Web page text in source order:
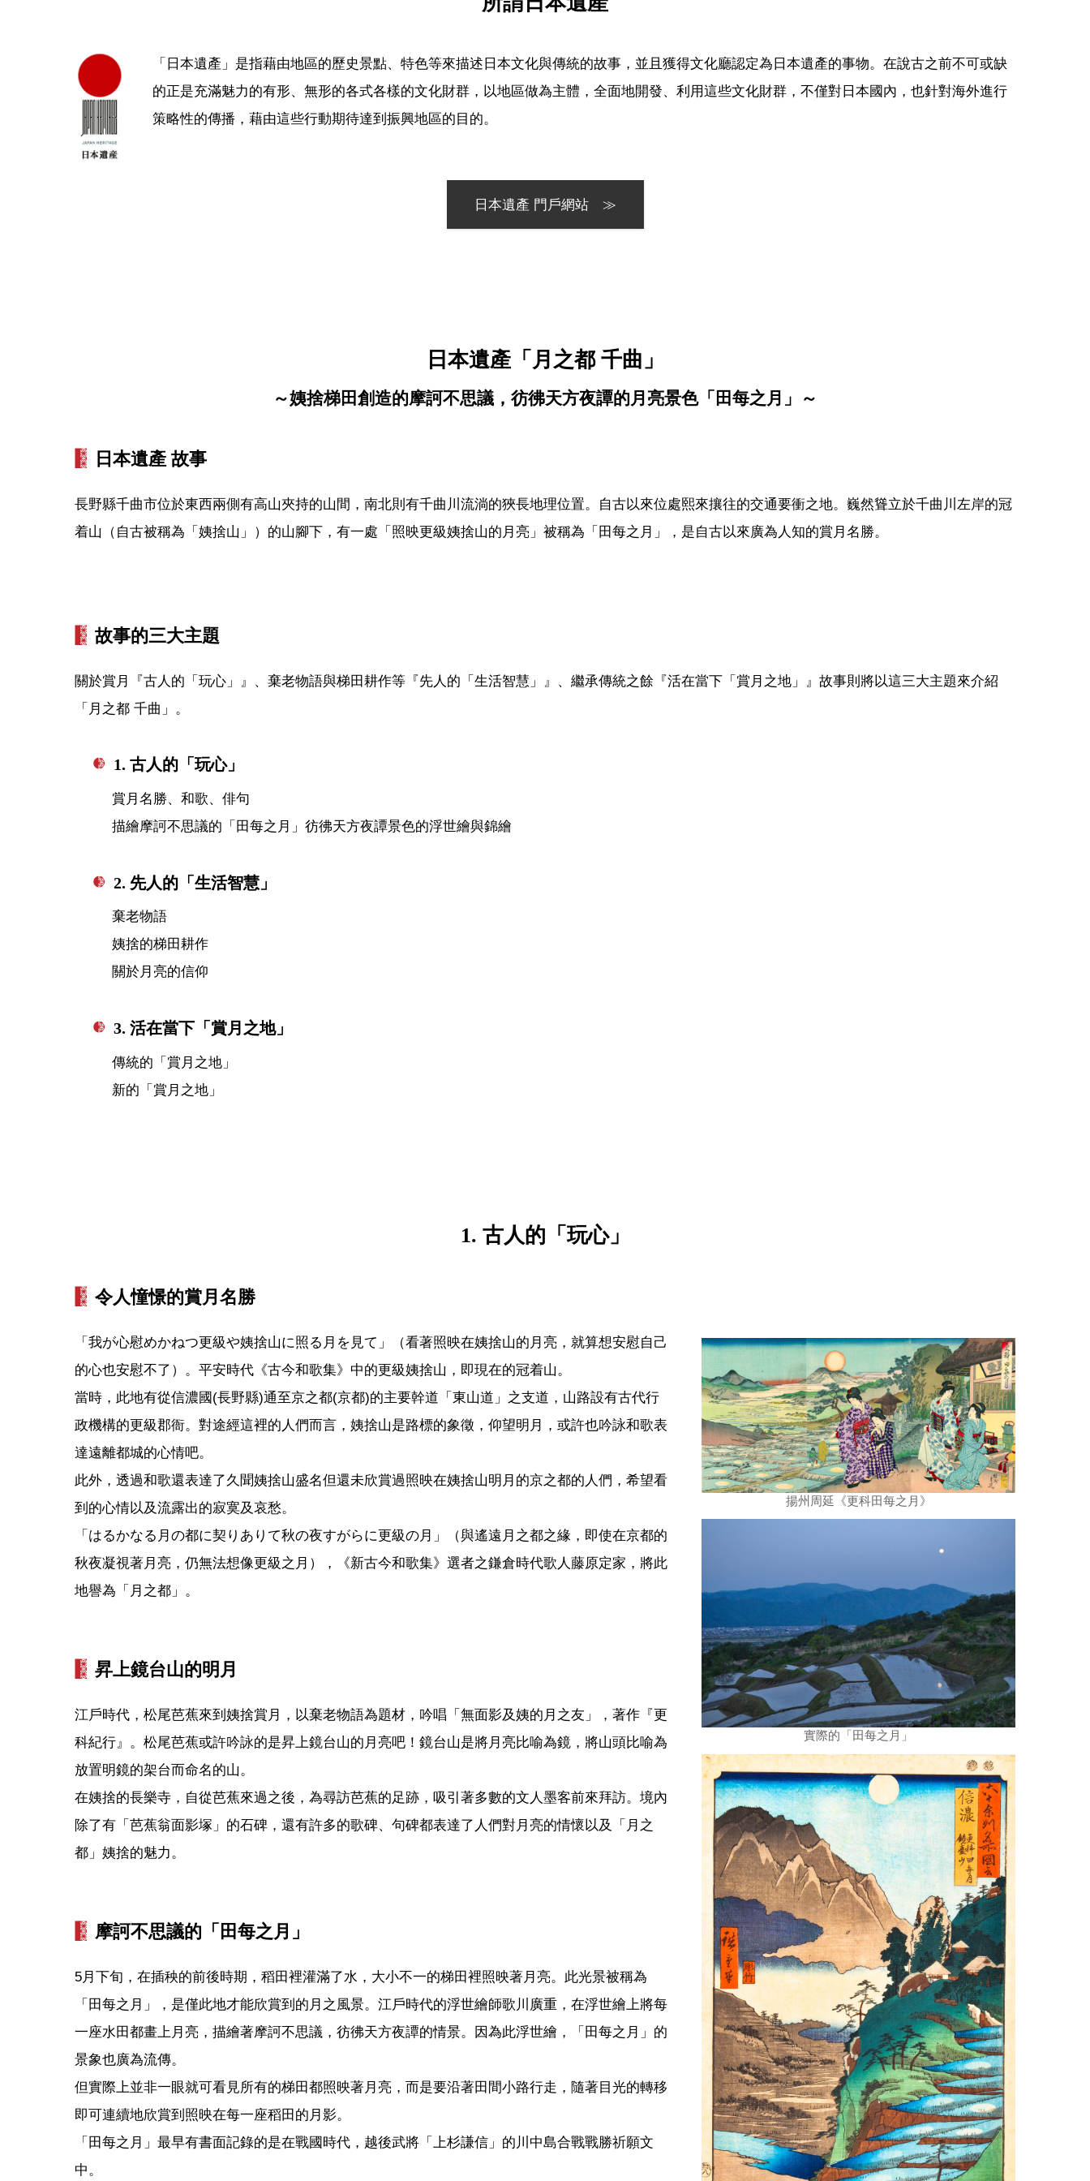
「日本遺產」是指藉由地區的歷史景點、特色等來描述日本文化與傳統的故事，並且獲得文化廳認定為日本遺產的事物。在說古之前不可或缺
的正是充滿魅力的有形、無形的各式各樣的文化財群，以地區做為主體，全面地開發、利用這些文化財群，不僅對日本國內，也針對海外進行
策略性的傳播，藉由這些行動期待達到振興地區的目的。
日本遺產 門戶網站 ≫
日本遺產「月之都 千曲」
～姨捨梯田創造的摩訶不思議，彷彿天方夜譚的月亮景色「田每之月」～
日本遺產 故事
長野縣千曲市位於東西兩側有高山夾持的山間，南北則有千曲川流淌的狹長地理位置。自古以來位處熙來攘往的交通要衝之地。巍然聳立於千曲川左岸的冠
着山（自古被稱為「姨捨山」）的山腳下，有一處「照映更級姨捨山的月亮」被稱為「田每之月」，是自古以來廣為人知的賞月名勝。
故事的三大主題
關於賞月『古人的「玩心」』、棄老物語與梯田耕作等『先人的「生活智慧」』、繼承傳統之餘『活在當下「賞月之地」』故事則將以這三大主題來介紹
「月之都 千曲」。
1. 古人的「玩心」
賞月名勝、和歌、俳句
描繪摩訶不思議的「田每之月」彷彿天方夜譚景色的浮世繪與錦繪
2. 先人的「生活智慧」
棄老物語
姨捨的梯田耕作
關於月亮的信仰
3. 活在當下「賞月之地」
傳統的「賞月之地」
新的「賞月之地」
1. 古人的「玩心」
令人憧憬的賞月名勝
「我が心慰めかねつ更級や姨捨山に照る月を見て」（看著照映在姨捨山的月亮，就算想安慰自己
的心也安慰不了）。平安時代《古今和歌集》中的更級姨捨山，即現在的冠着山。
當時，此地有從信濃國(長野縣)通至京之都(京都)的主要幹道「東山道」之支道，山路設有古代行
政機構的更級郡衙。對途經這裡的人們而言，姨捨山是路標的象徵，仰望明月，或許也吟詠和歌表
達遠離都城的心情吧。
此外，透過和歌還表達了久聞姨捨山盛名但還未欣賞過照映在姨捨山明月的京之都的人們，希望看
到的心情以及流露出的寂寞及哀愁。
「はるかなる月の都に契りありて秋の夜すがらに更級の月」（與遙遠月之都之緣，即使在京都的
秋夜凝視著月亮，仍無法想像更級之月），《新古今和歌集》選者之鎌倉時代歌人藤原定家，將此
地譽為「月之都」。
昇上鏡台山的明月
江戶時代，松尾芭蕉來到姨捨賞月，以棄老物語為題材，吟唱「無面影及姨的月之友」，著作『更
科紀行』。松尾芭蕉或許吟詠的是昇上鏡台山的月亮吧！鏡台山是將月亮比喻為鏡，將山頭比喻為
放置明鏡的架台而命名的山。
在姨捨的長樂寺，自從芭蕉來過之後，為尋訪芭蕉的足跡，吸引著多數的文人墨客前來拜訪。境內
除了有「芭蕉翁面影塚」的石碑，還有許多的歌碑、句碑都表達了人們對月亮的情懷以及「月之
都」姨捨的魅力。
摩訶不思議的「田每之月」
5月下旬，在插秧的前後時期，稻田裡灌滿了水，大小不一的梯田裡照映著月亮。此光景被稱為
「田每之月」，是僅此地才能欣賞到的月之風景。江戶時代的浮世繪師歌川廣重，在浮世繪上將每
一座水田都畫上月亮，描繪著摩訶不思議，彷彿天方夜譚的情景。因為此浮世繪，「田每之月」的
景象也廣為流傳。
但實際上並非一眼就可看見所有的梯田都照映著月亮，而是要沿著田間小路行走，隨著目光的轉移
即可連續地欣賞到照映在每一座稻田的月影。
「田每之月」最早有書面記錄的是在戰國時代，越後武將「上杉謙信」的川中島合戰戰勝祈願文
中。
揚州周延《更科田每之月》
實際的「田每之月」